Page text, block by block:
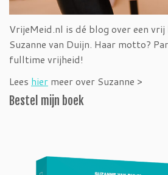
VrijeMeid.nl is dé blog over een
Suzanne van Duijn. Haar motto?
fulltime vrijheid!
Lees hier meer over Suzanne >
Bestel mijn boek